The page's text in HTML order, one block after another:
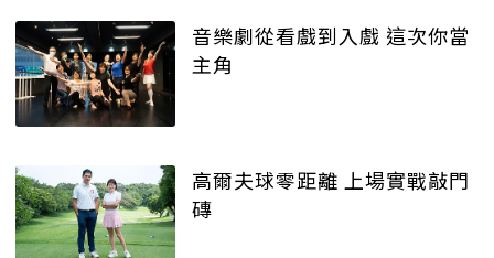
音樂劇從看戲到入戲 這次你當
主角
高爾夫球零距離 上場實戰敲門
磚